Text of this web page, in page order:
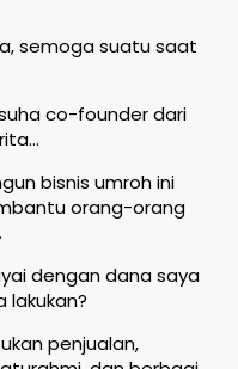
semoga suatu saat
co-founder dari
bisnis umroh ini
orang-orang
dengan dana saya
lakukan?
penjualan,